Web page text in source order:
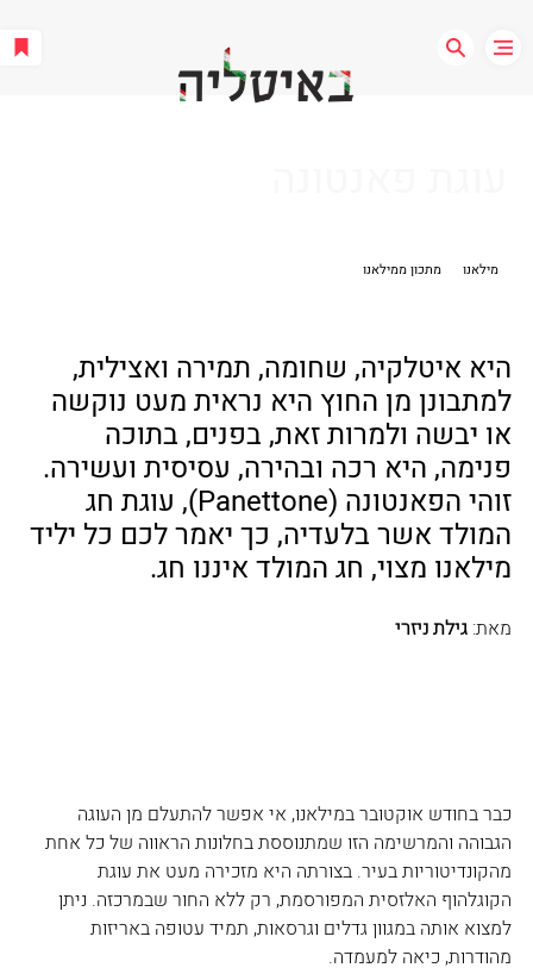
מילאנו מתכון ממילאנו
היא איטלקיה, שחומה, תמירה ואצילית,
למתבונן מן החוץ היא נראית מעט נוקשה
או יבשה ולמרות זאת, בפנים, בתוכה
פנימה, היא רכה ובהירה, עסיסית ועשירה.
זוהי הפאנטונה (Panettone), עוגת חג
המולד אשר בלעדיה, כך יאמר לכם כל יליד
מילאנו מצוי, חג המולד איננו חג.
מאת: גילת ניזרי
כבר בחודש אוקטובר במילאנו, אי אפשר להתעלם מן העוגה
הגבוהה והמרשימה הזו שמתנוססת בחלונות הראווה של כל אחת
מהקונדיטוריות בעיר. בצורתה היא מזכירה מעט את עוגת
הקוגלהוף האלזסית המפורסמת, רק ללא החור שבמרכזה. ניתן
למצוא אותה במגוון גדלים וגרסאות, תמיד עטופה באריזות
מהודרות, כיאה למעמדה.